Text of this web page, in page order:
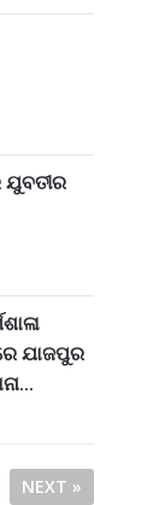
ଯୁବତୀର
ଯାଜପୁର
NEXT »